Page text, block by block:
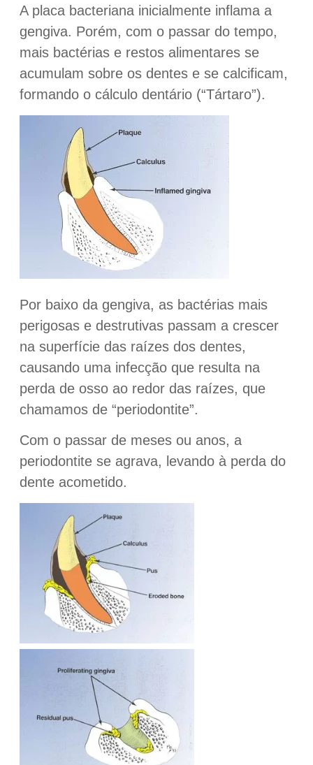
A placa bacteriana inicialmente inflama a
gengiva. Porém, com o passar do tempo,
mais bactérias e restos alimentares se
acumulam sobre os dentes e se calcificam,
formando o cálculo dentário (“Tártaro”).
Por baixo da gengiva, as bactérias mais
perigosas e destrutivas passam a crescer
na superfície das raízes dos dentes,
causando uma infecção que resulta na
perda de osso ao redor das raízes, que
chamamos de “periodontite”.
Com o passar de meses ou anos, a
periodontite se agrava, levando à perda do
dente acometido.